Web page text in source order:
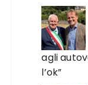
agli
l’ok”